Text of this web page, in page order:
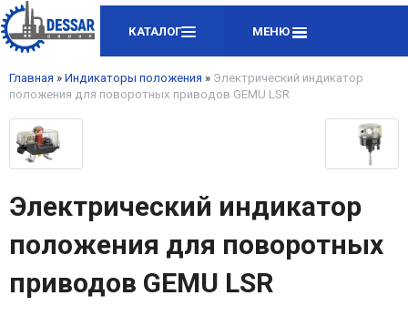
КАТАЛОГ МЕНЮ
Главная » Индикаторы положения » Электрический индикатор
положения для поворотных приводов GEMU LSR
Электрический индикатор
положения для поворотных
приводов GEMU LSR